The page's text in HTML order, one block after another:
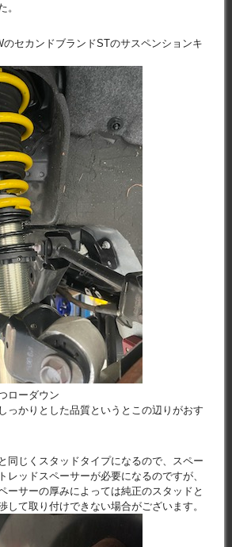
。
のセカンドブランドSTのサスペンションキ
ローダウン
っかりとした品質というとこの辺りがおす
同じくスタッドタイプになるので、スペー
レッドスペーサーが必要になるのですが、
ーサーの厚みによっては純正のスタッドと
して取り付けできない場合がございます。